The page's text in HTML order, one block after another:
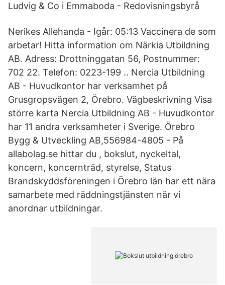
Ludvig & Co i Emmaboda - Redovisningsbyrå
Nerikes Allehanda - Igår: 05:13 Vaccinera de som
arbetar! Hitta information om Närkia Utbildning
AB. Adress: Drottninggatan 56, Postnummer:
702 22. Telefon: 0223-199 .. Nercia Utbildning
AB - Huvudkontor har verksamhet på
Grusgropsvägen 2, Örebro. Vägbeskrivning Visa
större karta Nercia Utbildning AB - Huvudkontor
har 11 andra verksamheter i Sverige. Örebro
Bygg & Utveckling AB,556984-4805 - På
allabolag.se hittar du , bokslut, nyckeltal,
koncern, koncernträd, styrelse, Status
Brandskyddsföreningen i Örebro län har ett nära
samarbete med räddningstjänsten när vi
anordnar utbildningar.